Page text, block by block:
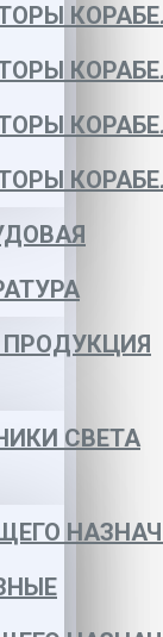
ПРОДУКЦИЯ
СВЕТА